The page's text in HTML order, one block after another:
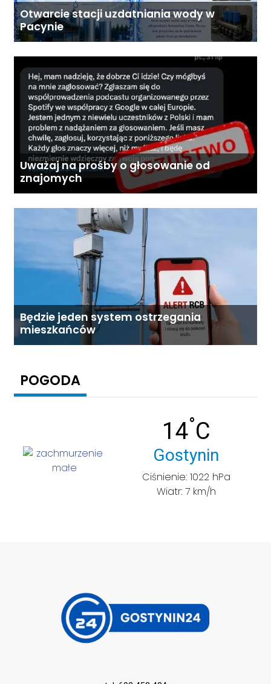
Otwarcie stacji uzdatniania wody w
Pacynie
Uważaj na prośby o głosowanie od
znajomych
Będzie jeden system ostrzegania
mieszkańców
POGODA
14°C
Miasto:
Gostynin
Ciśnienie: 1022 hPa
Wiatr: 7 km/h